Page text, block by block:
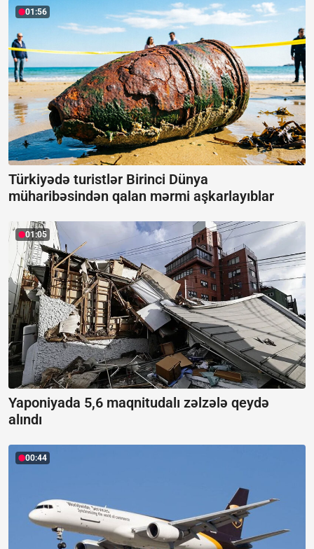
01:56
Türkiyədə turistlər Birinci Dünya
müharibəsindən qalan mərmi aşkarlayıblar
01:05
Yaponiyada 5,6 maqnitudalı zəlzələ qeydə
alındı
00:44